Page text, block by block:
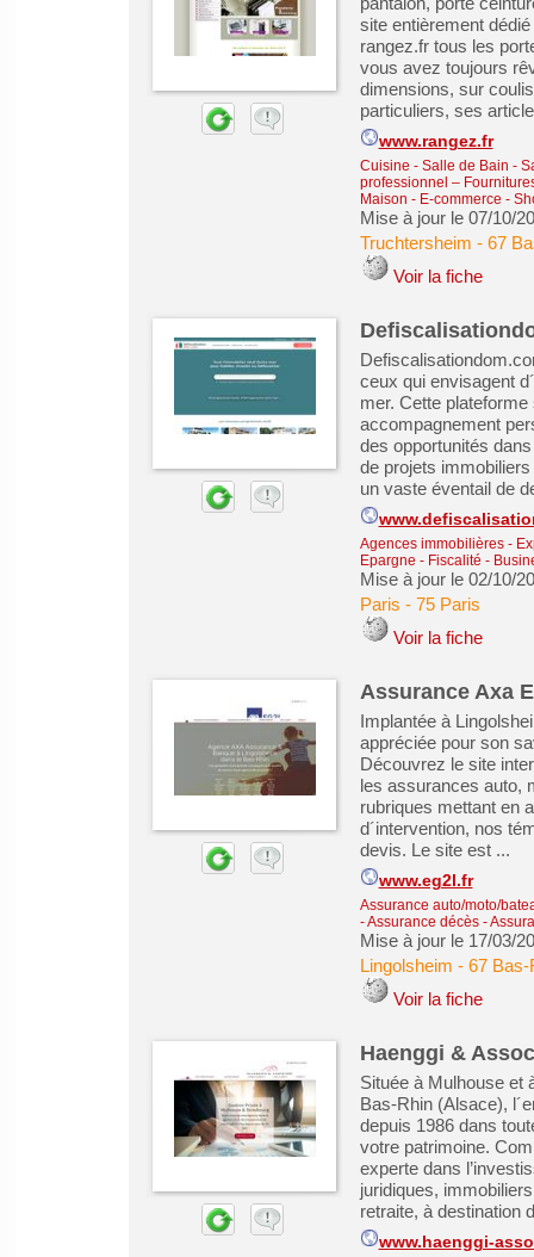
site entièrement
rangez.fr tous les
vous avez toujours
dimensions, sur
particuliers, ses
www.rangez.fr
Cuisine - Salle de Bain -
professionnel –
Maison - E-commerce -
Mise à jour le 07/10/
Truchtersheim - 67
Voir la fiche
ceux qui envisagent
mer. Cette
accompagnement
des opportunités
de projets
un vaste éventail de
Agences immobilières -
Epargne - Fiscalité -
Mise à jour le 02/10/
Paris - 75 Paris
Voir la fiche
Assurance Axa
Implantée à
appréciée pour son
Découvrez le site
les assurances auto,
rubriques mettant en
d´intervention, nos
devis. Le site est ...
www.eg2l.fr
Assurance auto/moto/
- Assurance décès-
Mise à jour le 17/03/
Lingolsheim - 67 Bas-
Voir la fiche
Haenggi &
Située à Mulhouse et
Bas-Rhin (Alsace),
depuis 1986 dans
votre patrimoine.
experte dans
juridiques,
retraite, à destination
www.haenggi-